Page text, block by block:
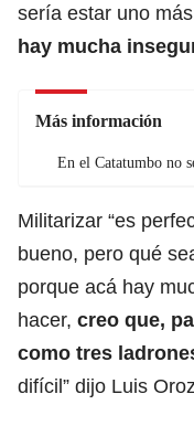
sería estar uno
hay mucha
Más información
En el Catatumbo no
Militarizar “es
bueno, pero qué
porque acá hay
hacer, creo que,
como tres
difícil” dijo Luis